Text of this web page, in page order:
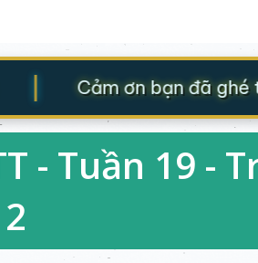
Cảm ơn bạn đã ghé
- Tuần 19 -